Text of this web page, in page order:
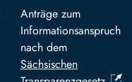
Anträge zum
Informationsanspruch
nach dem
Sächsischen